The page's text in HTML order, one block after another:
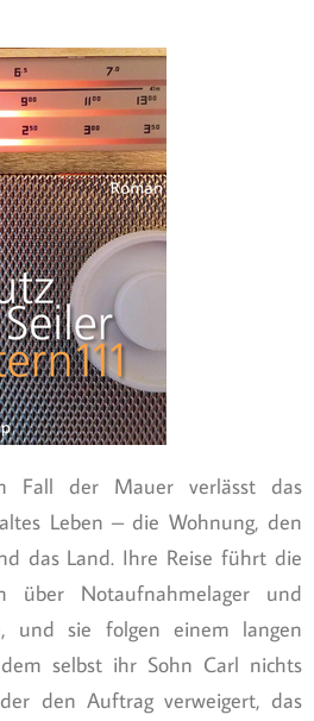
Fall der Mauer verlässt das
Leben – die Wohnung, den
das Land. Ihre Reise führt die
über Notaufnahmelager und
und sie folgen einem langen
selbst ihr Sohn Carl nichts
den Auftrag verweigert, das